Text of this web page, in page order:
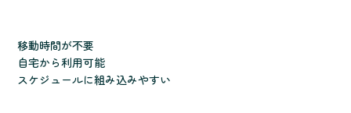
移動時間が不要
自宅から利用可能
スケジュールに組み込みやすい